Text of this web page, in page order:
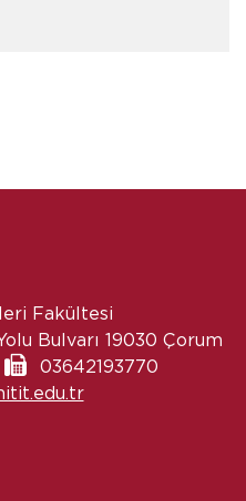
Fakültesi
Bulvarı 19030 Çorum
03642193770